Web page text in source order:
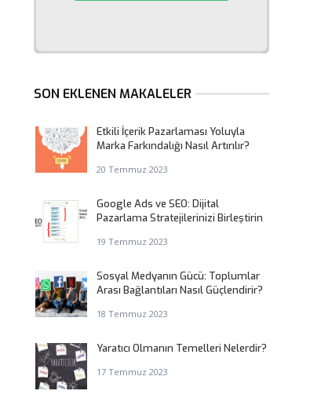
SON EKLENEN MAKALELER
Etkili İçerik Pazarlaması Yoluyla
Marka Farkındalığı Nasıl Artırılır?
20 Temmuz 2023
Google Ads ve SEO: Dijital
Pazarlama Stratejilerinizi Birleştirin
19 Temmuz 2023
Sosyal Medyanın Gücü: Toplumlar
Arası Bağlantıları Nasıl Güçlendirir?
18 Temmuz 2023
Yaratıcı Olmanın Temelleri Nelerdir?
17 Temmuz 2023